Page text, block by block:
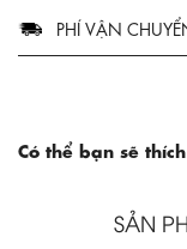
PHÍ VẬN
Có thể bạn sẽ
SẢN